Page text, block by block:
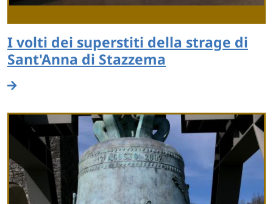
I volti dei superstiti della strage di
Sant'Anna di Stazzema